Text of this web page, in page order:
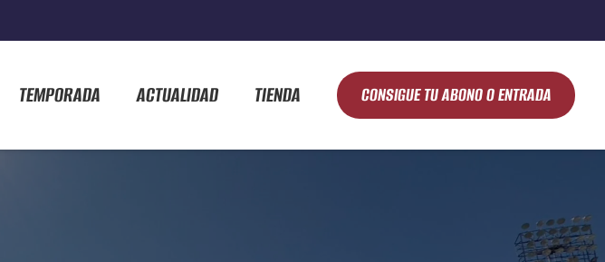
TEMPORADA ACTUALIDAD TIENDA CONSIGUE TU ABONO O ENTRADA